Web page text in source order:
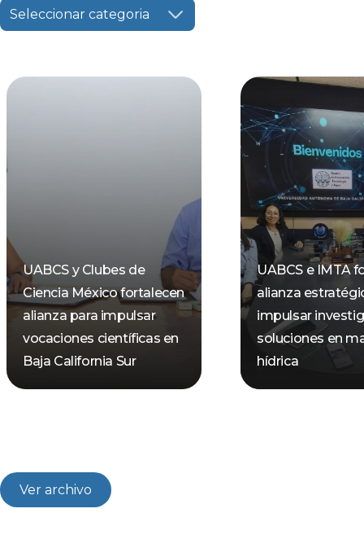
Seleccionar categoria
UABCS y Clubes de
Ciencia México fortalecen
alianza para impulsar
vocaciones científicas en
Baja California Sur
UABCS e IMTA
alianza
impulsar
soluciones en
hídrica
Ver archivo